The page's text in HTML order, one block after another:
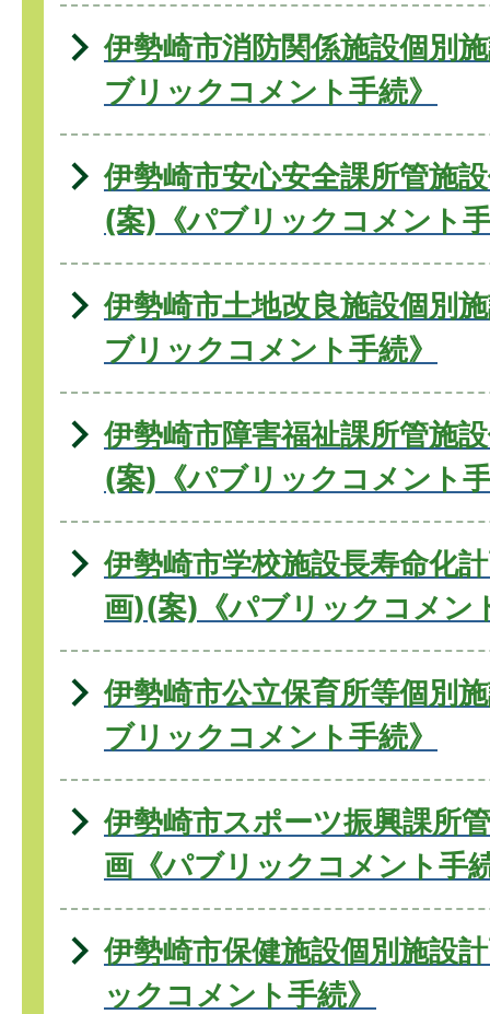
伊勢崎市消防関係施設個別
ブリックコメント手続》
伊勢崎市安心安全課所管施
(案)《パブリックコメント
伊勢崎市土地改良施設個別
ブリックコメント手続》
伊勢崎市障害福祉課所管施
(案)《パブリックコメント
伊勢崎市学校施設長寿命化
画)(案)《パブリックコメン
伊勢崎市公立保育所等個別
ブリックコメント手続》
伊勢崎市スポーツ振興課所
画《パブリックコメント手
伊勢崎市保健施設個別施設
ックコメント手続》